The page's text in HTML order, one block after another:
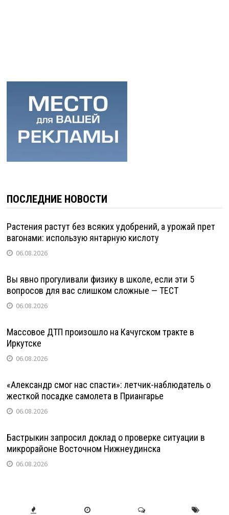
ПОСЛЕДНИЕ НОВОСТИ
Растения растут без всяких удобрений, а урожай прет
вагонами: использую янтарную кислоту
06.08.2026
Вы явно прогуливали физику в школе, если эти 5
вопросов для вас слишком сложные — ТЕСТ
06.08.2026
Массовое ДТП произошло на Качугском тракте в
Иркутске
06.08.2026
«Александр смог нас спасти»: летчик-наблюдатель о
жесткой посадке самолета в Приангарье
06.08.2026
Бастрыкин запросил доклад о проверке ситуации в
микрорайоне Восточном Нижнеудинска
06.08.2026